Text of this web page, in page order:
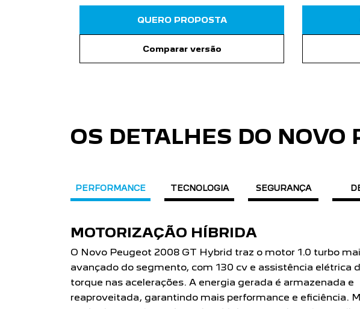
QUERO PROPOSTA
Comparar versão
OS DETALHES DO NOVO
PERFORMANCE TECNOLOGIA SEGURANÇA
MOTOR TURBO 200
Potência para você ir mais longe, mais rápido. As versões
Hybrid T200 AT, Allure T200 AT e Active T200 AT do Novo
Peugeot 2008 com o Motor Turbo 200 Flex com 130 cv de
potência e 200 Nm de torque.